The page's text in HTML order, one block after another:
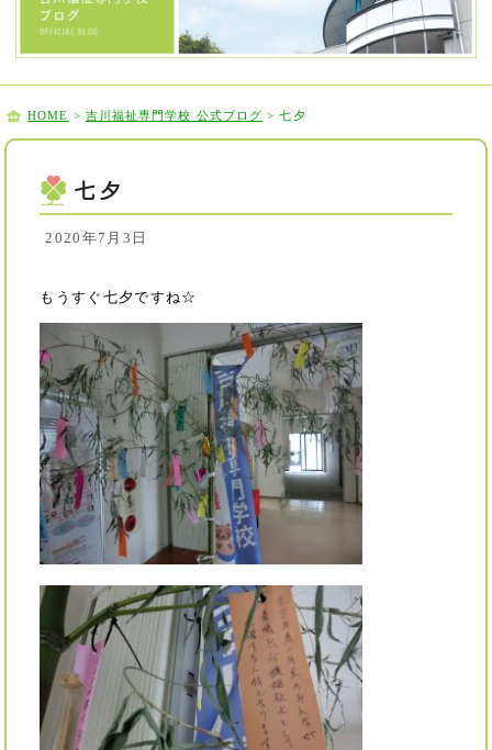
HOME > 吉川福祉専門学校 公式ブログ > 七夕
七夕
2020年7月3日
もうすぐ七夕ですね☆